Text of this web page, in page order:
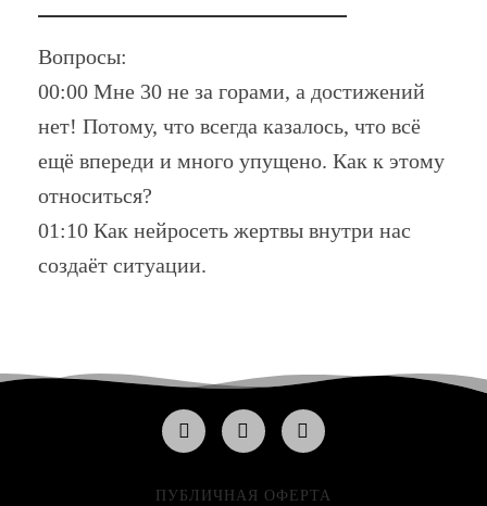
Вопросы:
00:00 Мне 30 не за горами, а достижений
нет! Потому, что всегда казалось, что всё
ещё впереди и много упущено. Как к этому
относиться?
01:10 Как нейросеть жертвы внутри нас
создаёт ситуации.
ПУБЛИЧНАЯ ОФЕРТА